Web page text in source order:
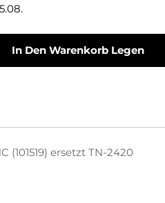
Toner-Kit Schwarz HC
Toner Toner-Kit
In Den Warenkorb Legen
(101519) ersetzt TN-2420